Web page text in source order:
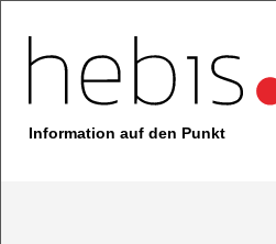
Information auf den Punkt